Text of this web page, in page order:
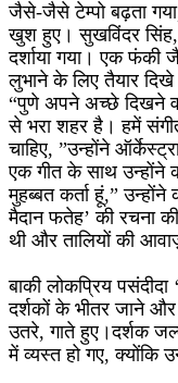
जैसे-जैसे टेम्पो बढ़ता
खुश हुए। सुखविंदर
दर्शाया गया। एक फंकी
लुभाने के लिए तैयार
“पुणे अपने अच्छे दिखने
से भरा शहर है। हमें
चाहिए, ”उन्होंने
एक गीत के साथ उन्होंने
मुहब्बत कर्ता हूं,”
मैदान फतेह’ की रचना
थी और तालियों की
बाकी लोकप्रिय
दर्शकों के भीतर जाने
उतरे, गाते हुए।दर्शक
में व्यस्त हो गए, क्योंकि